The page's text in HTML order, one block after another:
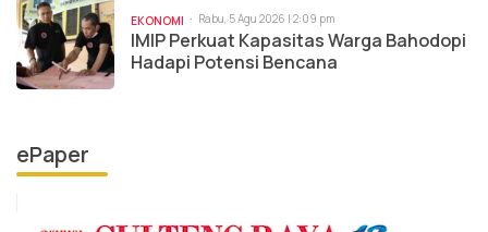
EKONOMI Rabu, 5 Agu 2026 | 2:09 pm
IMIP Perkuat Kapasitas Warga Bahodopi
Hadapi Potensi Bencana
ePaper